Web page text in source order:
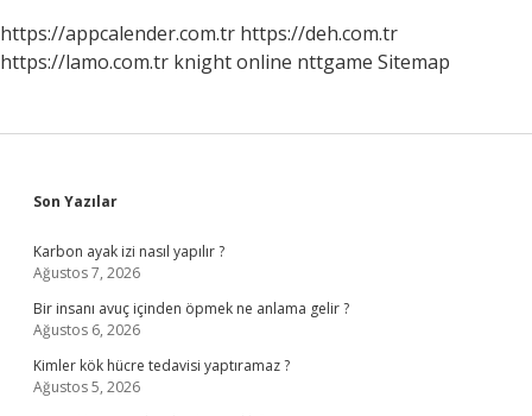
https://appcalender.com.tr https://deh.com.tr
https://lamo.com.tr knight online nttgame Sitemap
Sidebar
Son Yazılar
Karbon ayak izi nasıl yapılır ?
Ağustos 7, 2026
Bir insanı avuç içinden öpmek ne anlama gelir ?
Ağustos 6, 2026
Kimler kök hücre tedavisi yaptıramaz ?
Ağustos 5, 2026